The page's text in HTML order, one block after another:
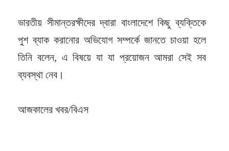
ভারতীয় সীমান্তরক্ষীদের দ্বারা বাংলাদেশে কিছু ব্যক্তিকে
পুশ ব্যাক করানোর অভিযোগ সম্পর্কে জানতে চাওয়া হলে
তিনি বলেন, এ বিষয়ে যা যা প্রয়োজন আমরা সেই সব
ব্যবস্থা নেব।
আজকালের খবর/বিএস